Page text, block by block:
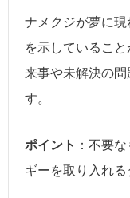
ナメクジが夢に
を示しているこ
来事や未解決の
す。
ポイント ：不要
ギーを取り入れる